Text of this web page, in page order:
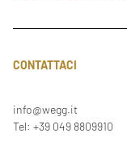
CONTATTACI
info@wegg.it
Tel: +39 049 8809910